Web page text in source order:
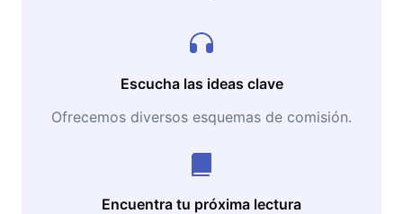
Escucha las ideas clave
Ofrecemos diversos esquemas de comisión.
Encuentra tu próxima lectura